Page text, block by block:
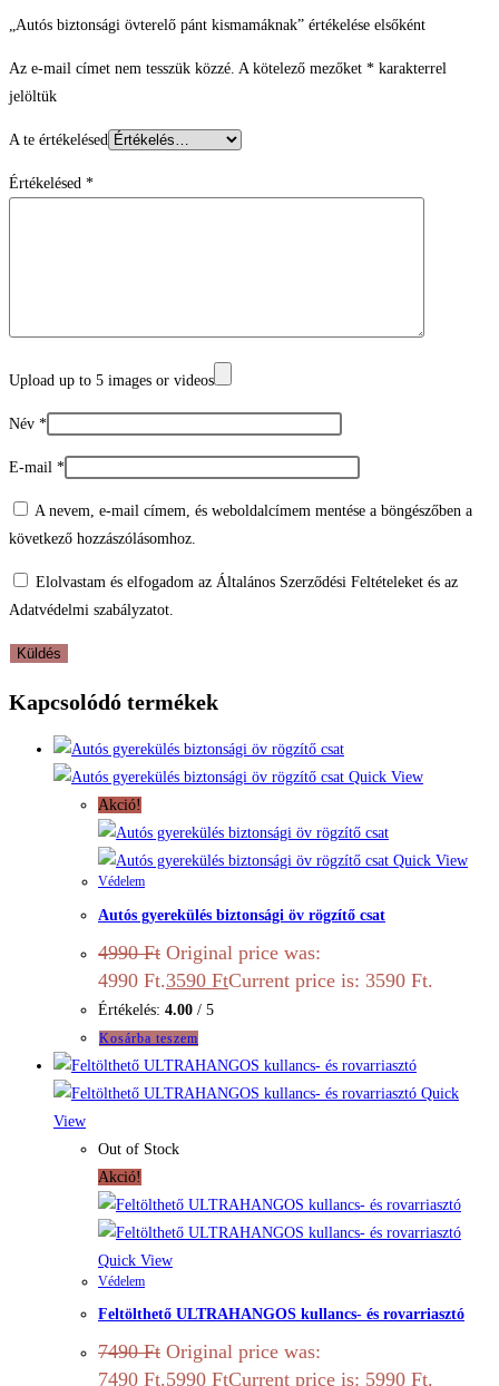
„Autós biztonsági övterelő pánt kismamáknak” értékelése elsőként
Az e-mail címet nem tesszük közzé. A kötelező mezőket * karakterrel
jelöltük
A te értékelésed
Értékelésed *
Upload up to 5 images or videos
Név *
E-mail *
A nevem, e-mail címem, és weboldalcímem mentése a böngészőben a
következő hozzászólásomhoz.
Elolvastam és elfogadom az Általános Szerződési Feltételeket és az
Adatvédelmi szabályzatot.
Kapcsolódó termékek
Quick View
Akció!
Quick View
Védelem
Autós gyerekülés biztonsági öv rögzítő csat
4990Ft Original price was:
4990 Ft.3590 FtCurrent price is: 3590 Ft.
Értékelés: 4.00 / 5
Kosárba teszem
Quick
View
Out of Stock
Akció!
Quick View
Védelem
Feltölthető ULTRAHANGOS kullancs- és rovarriasztó
7490Ft Original price was:
7490 Ft.5990 FtCurrent price is: 5990 Ft.